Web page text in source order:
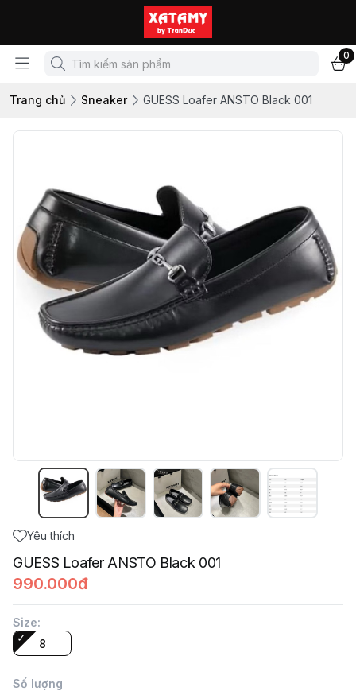
0
Trang chủ Sneaker GUESS Loafer ANSTO Black 001
Yêu thích
GUESS Loafer ANSTO Black 001
990.000đ
Size:
8
Số lượng